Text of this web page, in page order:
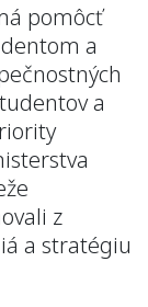
pomôcť
a
a
z
a stratégiu